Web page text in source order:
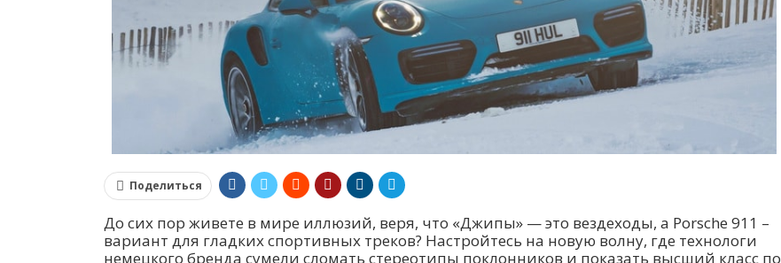
Поделиться
До сих пор живете в мире иллюзий, веря, что «Джипы» — это вездеходы, а Porsche 911 –
вариант для гладких спортивных треков? Настройтесь на новую волну, где технологи
немецкого бренда сумели сломать стереотипы поклонников и показать высший класс по